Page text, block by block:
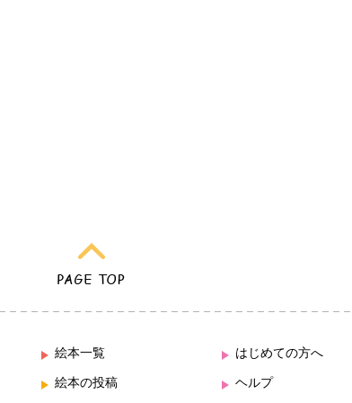
絵本一覧
絵本の投稿
はじめての方へ
ヘルプ